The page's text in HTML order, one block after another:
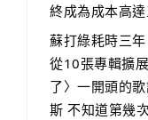
終成為成本高
蘇打綠耗時三
從10張專輯擴
了〉一開頭的
斯 不知道第幾